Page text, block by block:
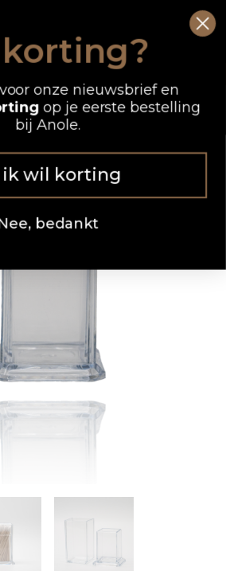
korting?
onze nieuwsbrief en
op je eerste bestelling
bij Anole.
ik wil korting
bedankt